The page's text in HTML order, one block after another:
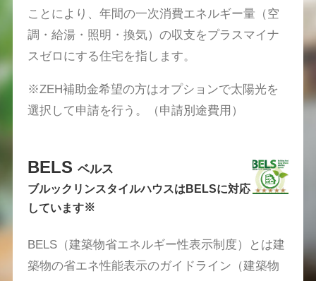
ことにより、年間の一次消費エネルギー量（空
調・給湯・照明・換気）の収支をプラスマイナ
スゼロにする住宅を指します。
※ZEH補助金希望の方はオプションで太陽光を
選択して申請を行う。（申請別途費用）
BELS ベルス
ブルックリンスタイルハウスはBELSに対応
しています※
BELS（建築物省エネルギー性表示制度）とは建
築物の省エネ性能表示のガイドライン（建築物